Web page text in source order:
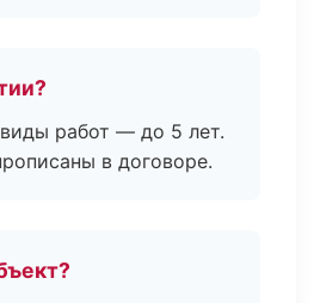
работ — до 5 лет.
в договоре.